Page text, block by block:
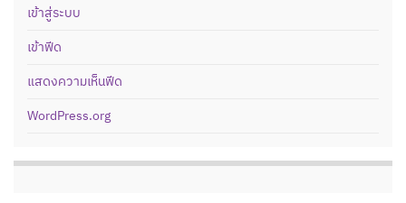
เข้าสู่ระบบ
เข้าฟีด
แสดงความเห็นฟีด
WordPress.org